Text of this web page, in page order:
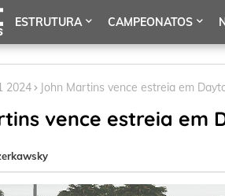
ESTRUTURA CAMPEONATOS
2024 John Martins vence estreia em
vence estreia em